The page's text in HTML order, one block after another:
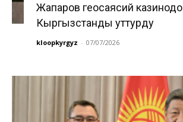
Жапаров геосаясий казинодо
Кыргызстанды уттурду
kloopkyrgyz - 07/07/2026